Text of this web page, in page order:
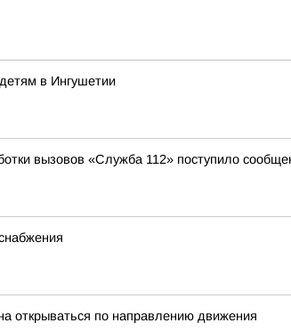
в Ингушетии
вызовов «Служба 112» поступило
открываться по направлению движения